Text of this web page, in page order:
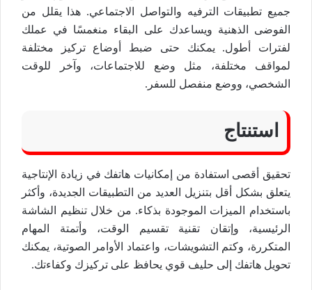
جميع تطبيقات الترفيه والتواصل الاجتماعي. هذا يقلل من
الفوضى الذهنية ويساعدك على البقاء منغمسًا في عملك
لفترات أطول. يمكنك حتى ضبط أوضاع تركيز مختلفة
لمواقف مختلفة، مثل وضع للاجتماعات، وآخر للوقت
الشخصي، ووضع منفصل للسفر.
استنتاج
تحقيق أقصى استفادة من إمكانيات هاتفك في زيادة الإنتاجية
يتعلق بشكل أقل بتنزيل العديد من التطبيقات الجديدة، وأكثر
باستخدام الميزات الموجودة بذكاء. من خلال تنظيم الشاشة
الرئيسية، وإتقان تقنية تقسيم الوقت، وأتمتة المهام
المتكررة، وكتم التشويشات، واعتماد الأوامر الصوتية، يمكنك
تحويل هاتفك إلى حليف قوي يحافظ على تركيزك وكفاءتك.